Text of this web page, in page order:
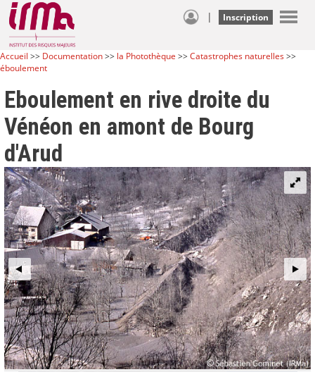
| Inscription
Accueil >> Documentation>> la Photothèque >>Catastrophes naturelles>>
éboulement
Eboulement en rive droite du
Vénéon en amont de Bourg
d'Arud